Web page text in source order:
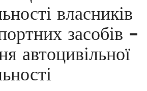
власників
засобів –
автоцивільної